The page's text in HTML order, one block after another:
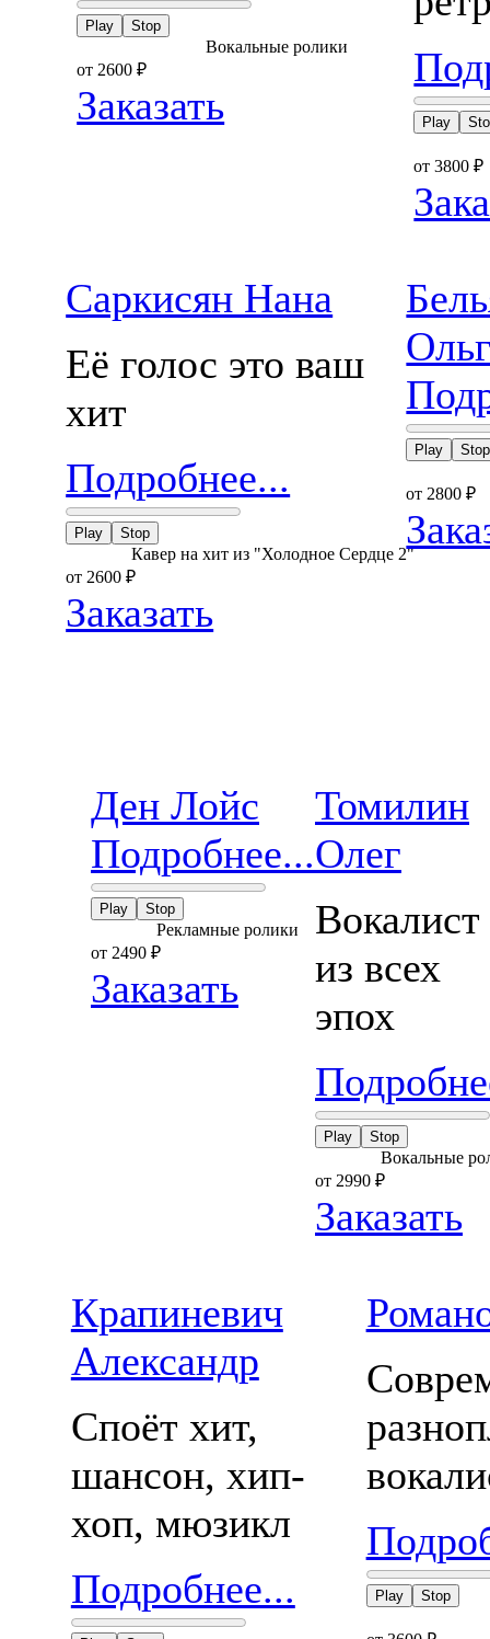
Play Stop
Вокальные ролики
от 2600 ₽
Заказать Play
от 3800 ₽
Саркисян Нана
Её голос это ваш
хит
Подробнее...
Play Stop
Кавер на хит из "Холодное Сердце 2"
от 2600 ₽
Заказать
Play Stop
от 2800 ₽
Ден Лойс
Подробнее...
Play Stop
Рекламные ролики
от 2490 ₽
Заказать
Томилин
Олег
Вокалист
из всех
эпох
Play Stop
Вокальные
от 2990 ₽
Заказать
Крапиневич
Александр
Споёт хит,
шансон, хип-
хоп, мюзикл
Подробнее...
Play Stop